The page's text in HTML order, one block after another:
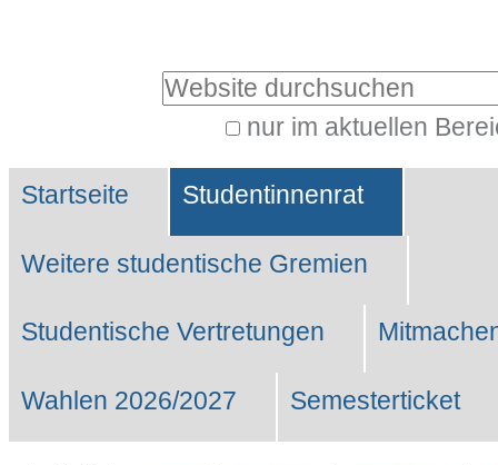
Website durchsuchen
nur im aktuellen
Suche…
Sektionen
Startseite Studentinnenrat
Weitere studentische Gremien
Studentische Vertretungen
Wahlen 2026/2027 Semesterticket